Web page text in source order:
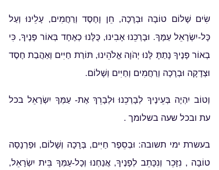
שִׂים שָׁלוֹם טוֹבָה וּבְרָכָה, חֵן וָחֶסֶד וְרַחֲמִים, עָלֵינוּ וְעַל
כָּל-יִשְׂרָאֵל עַמֶּךָ. וּבָרְכֵנוּ אָבִינוּ, כֻּלָּנוּ כְאֶחָד בְּאוֹר פָּנֶיךָ, כִּי
בְאוֹר פָּנֶיךָ נָתַתָּ לָּנוּ יְהֹוָה אֱלֹהֵינוּ, תּוֹרַת חַיִּים וְאַהֲבַת חֶסֶד
וּצְדָקָה וּבְרָכָה וְרַחֲמִים וְחַיִּים וְשָׁלוֹם.
וְטוֹב יִהְיֶה בְּעֵינֶיךָ לְבָרְכֵנוּ וּלְבָרֵךְ אֶת- עַמְּךָ יִשְׂרָאֵל בכל
עת ובכל שעה בשלומך .
בעשרת ימי תשובה: וּבְסֵפֶר חַיִּים, בְּרָכָה וְשָׁלוֹם, וּפַרְנָסָה
טוֹבָה , נִזָּכֵר וְנִכָּתֵב לְפָנֶיךָ, אֲנַחְנוּ וְכָל-עַמְּךָ בֵּית יִשְׂרָאֵל,